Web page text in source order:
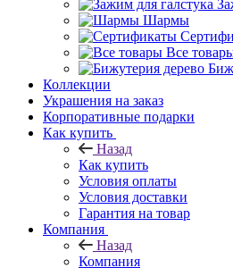
Шармы
Все
Коллекции
Украшения на заказ
Корпоративные подарки
Как купить
Назад
Как купить
Условия оплаты
Условия доставки
Гарантия на товар
Компания
Назад
Компания